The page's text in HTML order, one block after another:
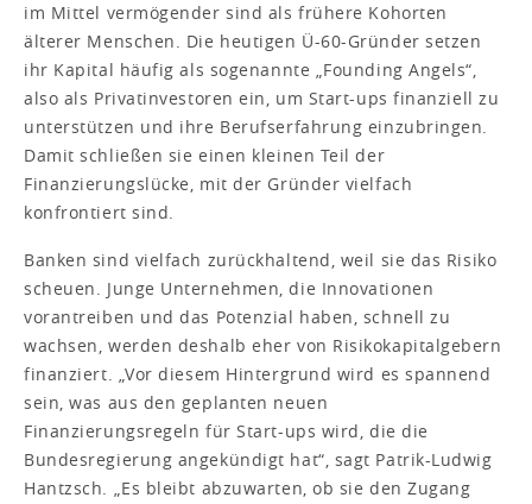
im Mittel vermögender sind als frühere Kohorten
älterer Menschen. Die heutigen Ü-60-Gründer setzen
ihr Kapital häufig als sogenannte „Founding Angels“,
also als Privatinvestoren ein, um Start-ups finanziell zu
unterstützen und ihre Berufserfahrung einzubringen.
Damit schließen sie einen kleinen Teil der
Finanzierungslücke, mit der Gründer vielfach
konfrontiert sind.
Banken sind vielfach zurückhaltend, weil sie das Risiko
scheuen. Junge Unternehmen, die Innovationen
vorantreiben und das Potenzial haben, schnell zu
wachsen, werden deshalb eher von Risikokapitalgebern
finanziert. „Vor diesem Hintergrund wird es spannend
sein, was aus den geplanten neuen
Finanzierungsregeln für Start-ups wird, die die
Bundesregierung angekündigt hat“, sagt Patrik-Ludwig
Hantzsch. „Es bleibt abzuwarten, ob sie den Zugang